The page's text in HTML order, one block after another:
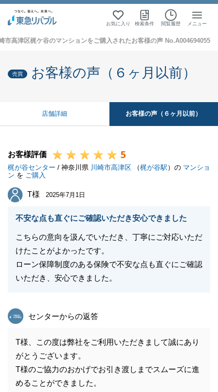
お気に入り 検索条件 閲覧履歴 メニュー
市高津区梶ケ谷のマンションをご購入されたお客様の声 No.A004694055
売買 お客様の声（６ヶ月以前）
店舗詳細 お客様の声（６ヶ月以前）
お客様評価 5
梶が谷センター / 神奈川県 川崎市高津区 （梶が谷駅）の マンショ
ン を ご購入
T様
T様 2025年7月1日
不安な点も直ぐにご確認いただき安心できました
こちらの意向を汲んでいただき、丁寧にご対応いただ
けたことがよかったです。
ローン保障制度のある保険で不安な点も直ぐにご確認
いただき、安心できました。
東急リバブル
センターからの返答
T様、この度は弊社をご利用いただきまして誠にあり
がとうございます。
T様のご協力のおかげでお引き渡しまでスムーズに進
めることができました。